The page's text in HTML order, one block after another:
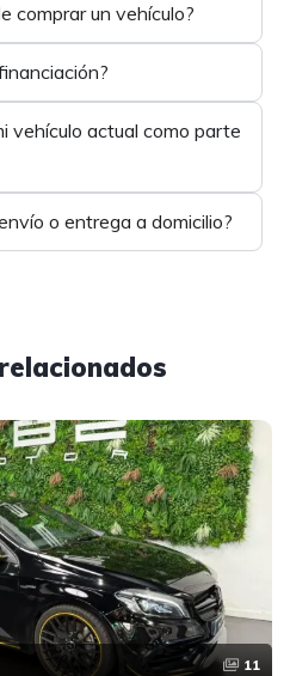
comprar un vehículo?
vehículo actual como parte
o entrega a domicilio?
11